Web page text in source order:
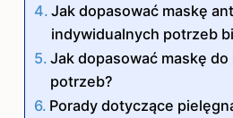
Jak dopasować maskę
indywidualnych potrzeb
Jak dopasować maskę
potrzeb?
Porady dotyczące